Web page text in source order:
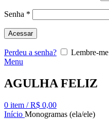
Senha *
Acessar
Perdeu a senha?
Lembre-me
Menu
AGULHA FELIZ
0 item / R$ 0,00
Início Monogramas (ela/ele)